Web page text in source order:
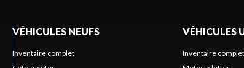
VÉHICULES NEUFS
Inventaire complet
VÉHICULES
Inventaire complet